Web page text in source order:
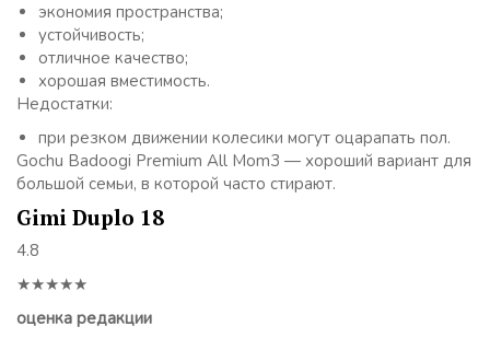
экономия пространства;
устойчивость;
отличное качество;
хорошая вместимость.
Недостатки:
при резком движении колесики могут оцарапать пол.
Gochu Badoogi Premium All Mom3 — хороший вариант для
большой семьи, в которой часто стирают.
Gimi Duplo 18
4.8
★★★★★
оценка редакции